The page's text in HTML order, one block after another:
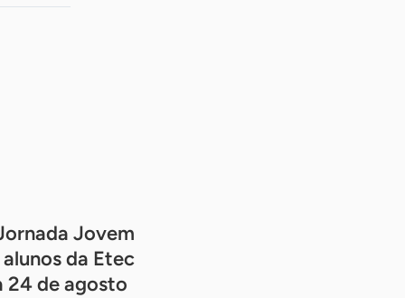
Jovem
da Etec
24 de agosto